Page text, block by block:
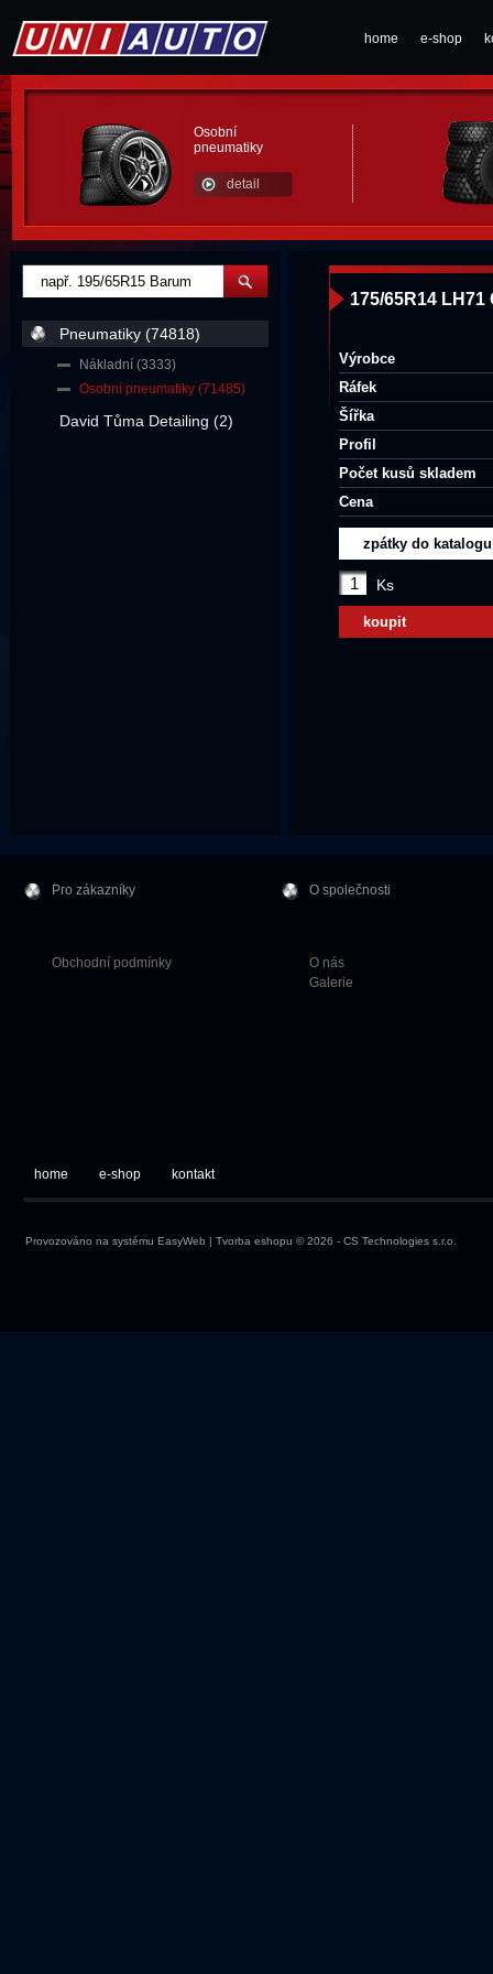
home e-shop
Osobní
pneumatiky
detail
175/65R14 LH71
Výrobce
Ráfek
Šířka
Profil
Počet kusů skladem
Cena
zpátky do katalogu
Ks
koupit
Pneumatiky (74818)
Nákladní (3333)
Osobní pneumatiky (71485)
David Tůma Detailing (2)
Pro zákazníky
Obchodní podmínky
O společnosti
O nás
Galerie
home e-shop kontakt
Provozováno na systému EasyWeb | Tvorba eshopu © 2026 - CS Technologies s.r.o.